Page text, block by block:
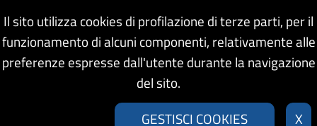
Il sito utilizza cookies di profilazione di terze parti, per il
funzionamento di alcuni componenti, relativamente alle
preferenze espresse dall'utente durante la navigazione
del sito.
X
GESTISCI COOKIES
Toscana
Trentino Alto Adige
Umbria